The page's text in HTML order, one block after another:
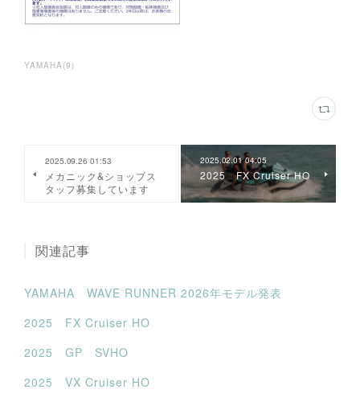
YAMAHA (9)
2025.09.26 01:53
メカニック&ショップス
タッフ募集しています
2025.02.01 04:05
2025 FX Cruiser HO
関連記事
YAMAHA WAVE RUNNER 2026年モデル発表
2025 FX Cruiser HO
2025 GP SVHO
2025 VX Cruiser HO